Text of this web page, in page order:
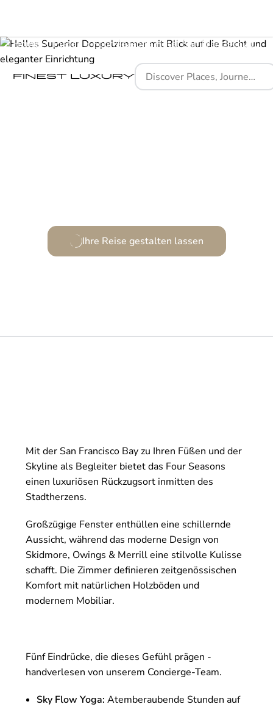
Home Places Four Seasons Hotel San Francisco at Embarcadero
Ihre Reise gestalten lassen
Mit der San Francisco Bay zu Ihren Füßen und der
Skyline als Begleiter bietet das Four Seasons
einen luxuriösen Rückzugsort inmitten des
Stadtherzens.
Großzügige Fenster enthüllen eine schillernde
Aussicht, während das moderne Design von
Skidmore, Owings & Merrill eine stilvolle Kulisse
schafft. Die Zimmer definieren zeitgenössischen
Komfort mit natürlichen Holzböden und
modernem Mobiliar.
Fünf Eindrücke, die dieses Gefühl prägen -
handverlesen von unserem Concierge-Team.
Sky Flow Yoga: Atemberaubende Stunden auf